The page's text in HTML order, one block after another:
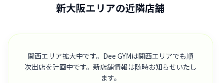
新大阪エリアの近隣店舗
関西エリア拡大中です。Dee GYMは関西エリアでも順
次出店を計画中です。新店舗情報は随時お知らせいたし
ます。